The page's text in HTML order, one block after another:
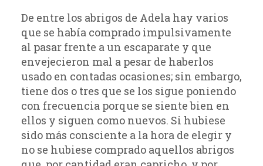
De entre los abrigos de Adela hay varios
que se había comprado impulsivamente
al pasar frente a un escaparate y que
envejecieron mal a pesar de haberlos
usado en contadas ocasiones; sin embargo,
tiene dos o tres que se los sigue poniendo
con frecuencia porque se siente bien en
ellos y siguen como nuevos. Si hubiese
sido más consciente a la hora de elegir y
no se hubiese comprado aquellos abrigos